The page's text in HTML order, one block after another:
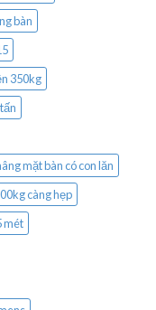
bàn
350kg
mặt bàn có con lăn
càng hẹp
mét